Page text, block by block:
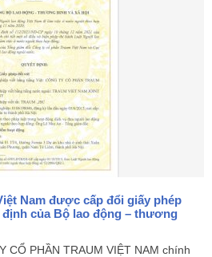
Nam được cấp đổi giấy phép
của Bộ lao động – thương
CỔ PHẦN TRAUM VIỆT NAM chính